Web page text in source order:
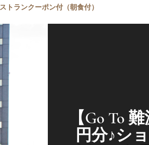
トランクーポン付（朝食付）
【Go To
円分♪シ